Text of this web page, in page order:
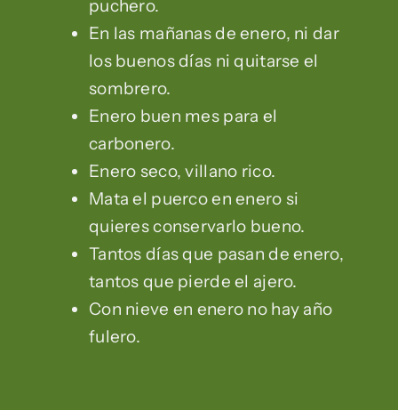
puchero.
En las mañanas de enero, ni dar
los buenos días ni quitarse el
sombrero.
Enero buen mes para el
carbonero.
Enero seco, villano rico.
Mata el puerco en enero si
quieres conservarlo bueno.
Tantos días que pasan de enero,
tantos que pierde el ajero.
Con nieve en enero no hay año
fulero.